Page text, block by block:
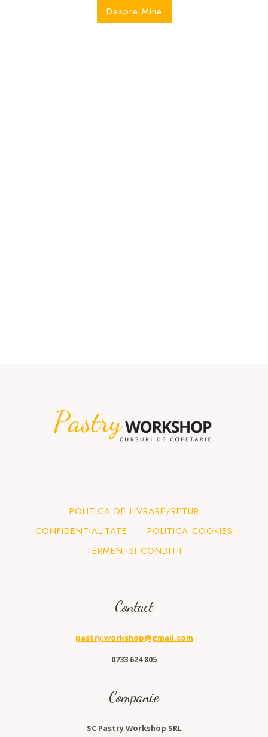
Despre Mine
POLITICA DE LIVRARE/RETUR
CONFIDENTIALITATE
POLITICA COOKIES
TERMENI SI CONDITII
Contact
pastry.workshop@gmail.com
0733 624 805
Companie
SC Pastry Workshop SRL